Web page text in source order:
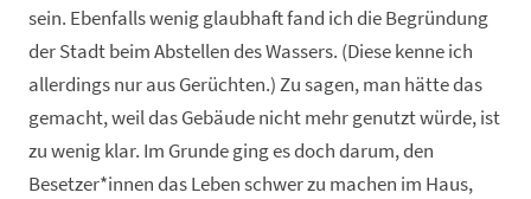
sein. Ebenfalls wenig glaubhaft fand ich die Begründung
der Stadt beim Abstellen des Wassers. (Diese kenne ich
allerdings nur aus Gerüchten.) Zu sagen, man hätte das
gemacht, weil das Gebäude nicht mehr genutzt würde, ist
zu wenig klar. Im Grunde ging es doch darum, den
Besetzer*innen das Leben schwer zu machen im Haus,